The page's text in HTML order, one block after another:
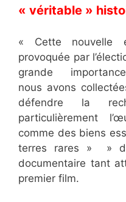
« véritable »
« Cette nouvelle
provoquée par
grande
nous avons
défendre la
particulièrement
comme des biens
terres rares » »
documentaire tant
premier film.